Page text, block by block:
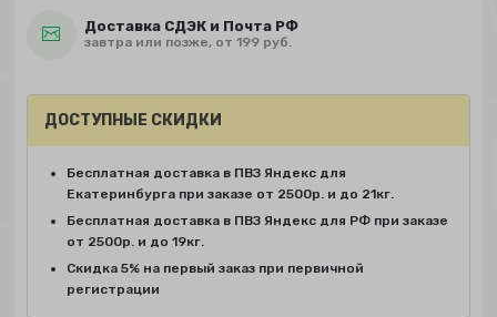
Доставка СДЭК и Почта РФ
завтра или позже, от 199 руб.
ДОСТУПНЫЕ СКИДКИ
Бесплатная доставка в ПВЗ Яндекс для
Екатеринбурга при заказе от 2500р. и до 21кг.
Бесплатная доставка в ПВЗ Яндекс для РФ при заказе
от 2500р. и до 19кг.
Скидка 5% на первый заказ при первичной
регистрации